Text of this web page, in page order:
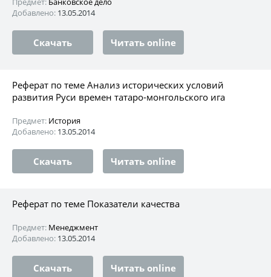
Добавлено: 13.05.2014
Скачать Читать online
Реферат по теме Анализ исторических условий
развития Руси времен татаро-монгольского ига
Предмет: История
Добавлено: 13.05.2014
Скачать Читать online
Реферат по теме Показатели качества
Предмет: Менеджмент
Добавлено: 13.05.2014
Скачать Читать online